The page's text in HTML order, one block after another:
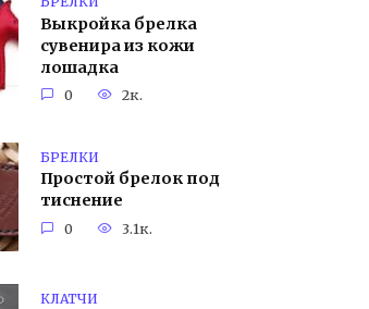
Выкройка брелка
сувенира из кожи
лошадка
0 2к.
БРЕЛКИ
Простой брелок под
тиснение
0 3.1к.
КЛАТЧИ